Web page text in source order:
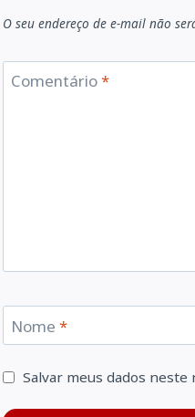
O seu endereço de e-mail não
Comentário*
Nome *
Salvar meus dados neste